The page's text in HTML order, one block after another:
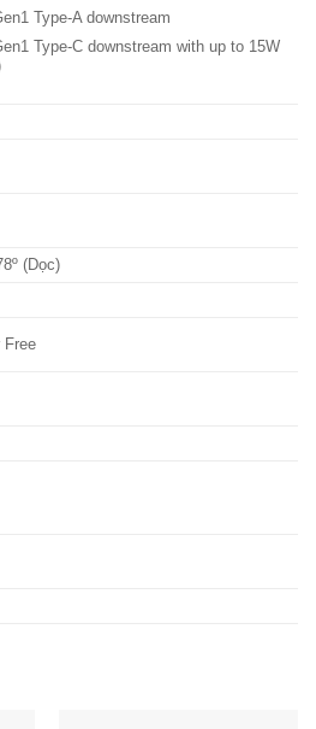
Type-A downstream
Type-C downstream with up to 15W
(Dọc)
Free